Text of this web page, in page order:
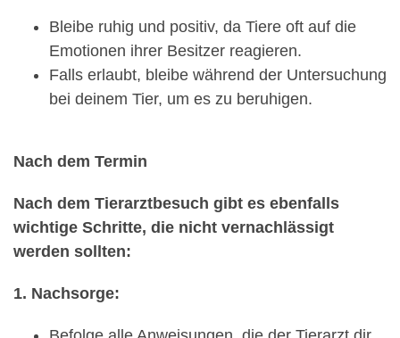
Bleibe ruhig und positiv, da Tiere oft auf die
Emotionen ihrer Besitzer reagieren.
Falls erlaubt, bleibe während der Untersuchung
bei deinem Tier, um es zu beruhigen.
Nach dem Termin
Nach dem Tierarztbesuch gibt es ebenfalls
wichtige Schritte, die nicht vernachlässigt
werden sollten:
1. Nachsorge: